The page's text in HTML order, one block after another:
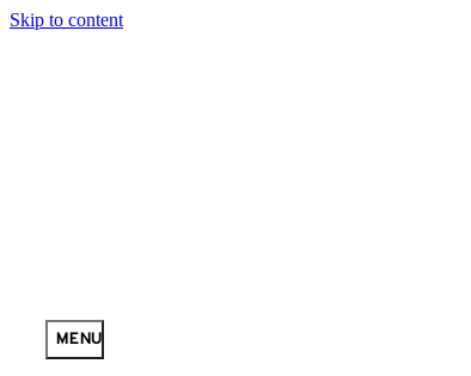
Skip to content
MENU